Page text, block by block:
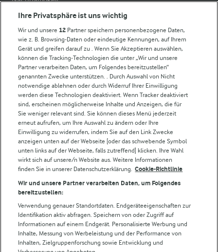
Compliance
Arla in anderen Ländern
Weitere Arla Websites
Castello
Lurpak
Arla Pro
Für unsere Landwirt:innen
Folge uns!
Ihre Privatsphäre ist uns wichtig
Wir und unsere 12 Partner speichern personenbezogene Daten,
wie z. B. Browsing-Daten oder eindeutige Kennungen, auf Ihrem
Gerät und greifen darauf zu . Wenn Sie Akzeptieren auswählen,
können die Tracking-Technologien die unter „Wir und unsere
Partner verarbeiten Daten, um Folgendes bereitzustellen“
genannten Zwecke unterstützen. . Durch Auswahl von Nicht
notwendige ablehnen oder durch Widerruf Ihrer Einwilligung
werden diese Technologien deaktiviert. Wenn Tracker deaktiviert
sind, erscheinen möglicherweise Inhalte und Anzeigen, die für
Sie weniger relevant sind. Sie können dieses Menü jederzeit
erneut aufrufen, um Ihre Auswahl zu ändern oder Ihre
Einwilligung zu widerrufen, indem Sie auf den Link Zwecke
anzeigen unten auf der Webseite [oder das schwebende Symbol
unten links auf der Webseite, falls zutreffend] klicken. Ihre Wahl
wirkt sich auf unsere/n Website aus. Weitere Informationen
finden Sie in unserer Datenschutzerklärung. Cookie-Richtlinie
Wir und unsere Partner verarbeiten Daten, um Folgendes
bereitzustellen:
Verwendung genauer Standortdaten. Endgeräteeigenschaften zur
Identifikation aktiv abfragen. Speichern von oder Zugriff auf
Informationen auf einem Endgerät. Personalisierte Werbung und
Inhalte, Messung von Werbeleistung und der Performance von
Inhalten, Zielgruppenforschung sowie Entwicklung und